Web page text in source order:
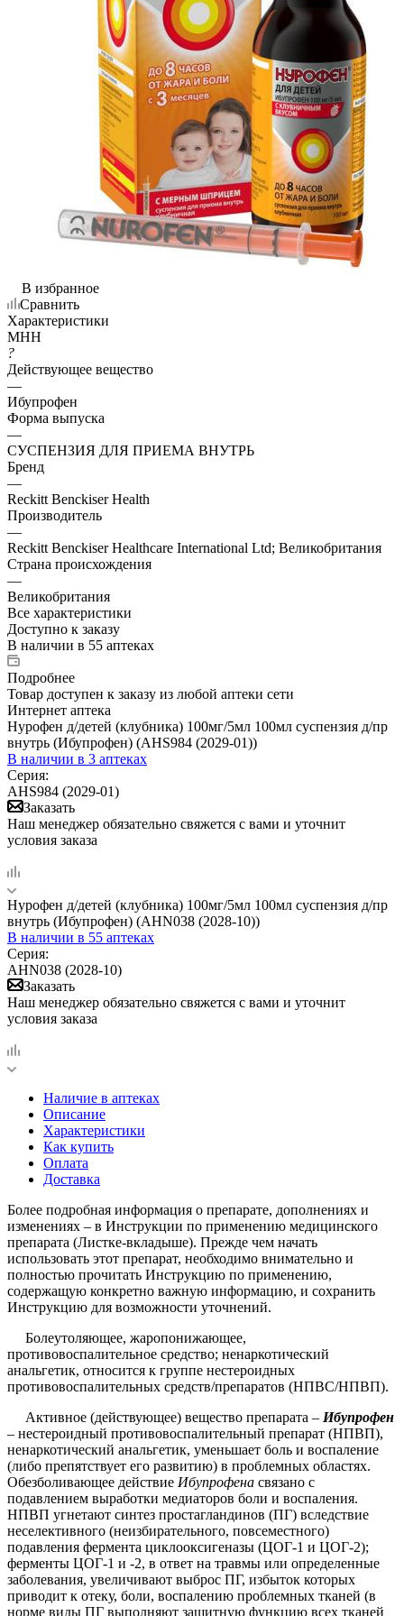
В избранное
Сравнить
Характеристики
МНН
?
Действующее вещество
—
Ибупрофен
Форма выпуска
—
СУСПЕНЗИЯ ДЛЯ ПРИЕМА ВНУТРЬ
Бренд
—
Reckitt Benckiser Health
Производитель
—
Reckitt Benckiser Healthcare International Ltd; Великобритания
Страна происхождения
—
Великобритания
Все характеристики
Доступно к заказу
В наличии в 55 аптеках
Подробнее
Товар доступен к заказу из любой аптеки сети
Интернет аптека
Нурофен д/детей (клубника) 100мг/5мл 100мл суспензия д/пр
внутрь (Ибупрофен) (AHS984 (2029-01))
В наличии в 3 аптеках
Серия:
AHS984 (2029-01)
Заказать
Наш менеджер обязательно свяжется с вами и уточнит
условия заказа
Нурофен д/детей (клубника) 100мг/5мл 100мл суспензия д/пр
внутрь (Ибупрофен) (AHN038 (2028-10))
В наличии в 55 аптеках
Серия:
AHN038 (2028-10)
Заказать
Наш менеджер обязательно свяжется с вами и уточнит
условия заказа
Наличие в аптеках
Описание
Характеристики
Как купить
Оплата
Доставка
Более подробная информация о препарате, дополнениях и
изменениях – в Инструкции по применению медицинского
препарата (Листке-вкладыше). Прежде чем начать
использовать этот препарат, необходимо внимательно и
полностью прочитать Инструкцию по применению,
содержащую конкретно важную информацию, и сохранить
Инструкцию для возможности уточнений.
Болеутоляющее, жаропонижающее,
противовоспалительное средство; ненаркотический
анальгетик, относится к группе нестероидных
противовоспалительных средств/препаратов (НПВС/НПВП).
Активное (действующее) вещество препарата – Ибупрофен
– нестероидный противовоспалительный препарат (НПВП),
ненаркотический анальгетик, уменьшает боль и воспаление
(либо препятствует его развитию) в проблемных областях.
Обезболивающее действие Ибупрофена связано с
подавлением выработки медиаторов боли и воспаления.
НПВП угнетают синтез простагландинов (ПГ) вследствие
неселективного (неизбирательного, повсеместного)
подавления фермента циклооксигеназы (ЦОГ-1 и ЦОГ-2);
ферменты ЦОГ-1 и -2, в ответ на травмы или определенные
заболевания, увеличивают выброс ПГ, избыток которых
приводит к отеку, боли, воспалению проблемных тканей (в
норме виды ПГ выполняют защитную функцию всех тканей